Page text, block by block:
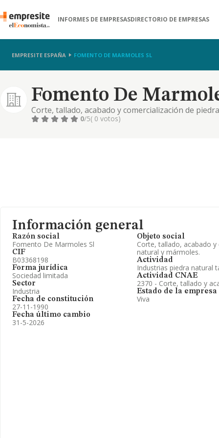
INFORMES DE EMPRESASDIRECTORIO DE EMPRESAS
EMPRESITE ESPAÑA FOMENTO DE MARMOLES SL
Fomento De
Corte, tallado, acabado y comercialización de
0/5( 0 votos)
Información general
Razón social
Fomento De Marmoles Sl
CIF
B03368198
Forma jurídica
Sociedad limitada
Sector
Industria
Fecha de constitución
27-11-1990
Fecha último cambio
31-5-2026
Objeto social
Corte, tallado, acabado
natural y mármoles.
Actividad
Industrias piedra natural
Actividad CNAE
2370 - Corte, tallado y
Estado de la empresa
Viva